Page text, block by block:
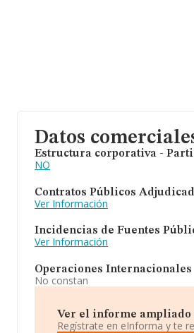
Datos
Estructura corporativa -
NO
Contratos Públicos
Ver Información
Incidencias de Fuentes
Ver Información
Operaciones Internacionales
No constan
Ver el informe ampliado
Regístrate en eInforma y te